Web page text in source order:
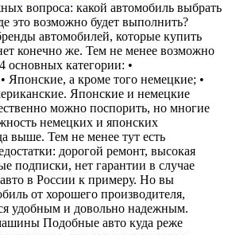
вопроса: какой автомобиль выбрать
это возможно будет выполнить?
автомобилей, которые купить
конечно же. Тем не менее возможно
основных категории: •
Японские, а кроме того немецкие; •
Японские и немецкие
можно поспорить, но многие
немецких и японских
выше. Тем не менее тут есть
дорогой ремонт, высокая
подписки, нет гарантии в случае
авто в России к примеру. Но вы
от хорошего производителя,
удобным и довольно надежным.
Подобные авто куда реже